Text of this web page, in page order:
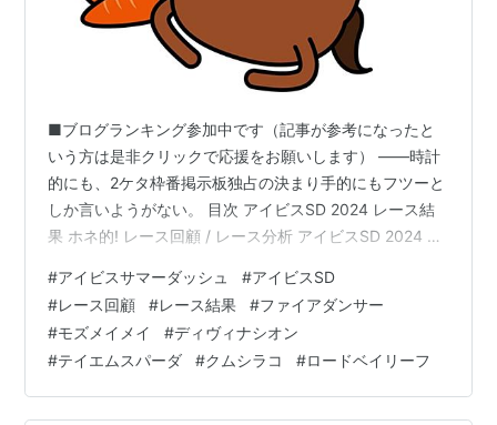
■ブログランキング参加中です（記事が参考になったと
いう方は是非クリックで応援をお願いします） ――時計
的にも、2ケタ枠番掲示板独占の決まり手的にもフツーと
しか言いようがない。 目次 アイビスSD 2024 レース結
果 ホネ的! レース回顧 / レース分析 アイビスSD 2024 レ
想と結果 ファイアダンサー モズメイメイ / ディヴィナシ
オン / テイエムスパーダ / クムシラコ / ロードベイリーフ
www.yosounohone.com アイビスSD 2024 レース結果
着順 馬名 タイム 上3F 1 モズメイメイ 0:55.3…
#アイビスサマーダッシュ #アイビスSD
#レース回顧 #レース結果 #ファイアダンサー
#モズメイメイ #ディヴィナシオン
#テイエムスパーダ #クムシラコ #ロードベイリーフ